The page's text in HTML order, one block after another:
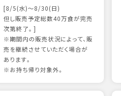
[8/5(水)～8/30(日)
但し販売予定総数40万食が完売
次第終了。]
※期間内の販売状況によって、販
売を継続させていただく場合が
あります。
※お持ち帰り対象外。